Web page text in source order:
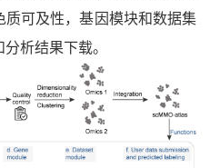
可及性，基因模块和数据集
析结果下载。